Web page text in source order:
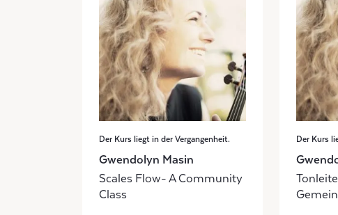
Der Kurs liegt in der Vergangenheit.
Gwendolyn Masin
Scales Flow- A Community
Class
Der Kurs